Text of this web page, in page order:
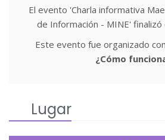
El evento 'Charla informativa
de Información - MINE'
Este evento fue organizado
¿Cómo
Lugar